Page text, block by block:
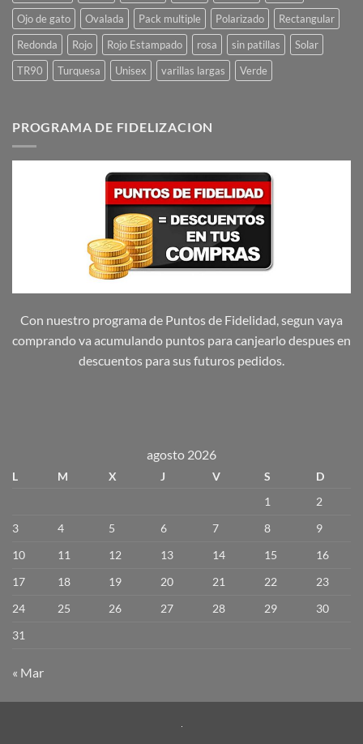
Ojo de gato
Ovalada Pack multiple Polarizado
Rectangular
Redonda
Rojo Rojo Estampado rosa sin patillas
Solar
TR90
Turquesa Unisex varillas largas Verde
PROGRAMA DE FIDELIZACION
Con nuestro programa de Puntos de Fidelidad, segun vaya
comprando va acumulando puntos para canjearlo despues en
descuentos para sus futuros pedidos.
agosto 2026
L M X J V S
D
1
2
3
4 5 6 7 8
9
10
11 12 13 14 15
16
17
18 19 20 21 22
23
24
25 26 27 28 29
30
31
« Mar